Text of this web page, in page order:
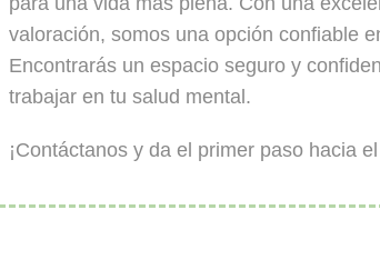
valoración, somos una opción confiable
Encontrarás un espacio seguro y
trabajar en tu salud mental.
¡Contáctanos y da el primer paso hacia